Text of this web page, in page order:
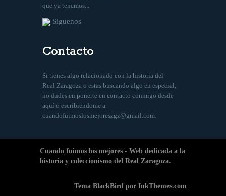
que ya tenemos...
Siguenos
Contacto
Si tienes algo relacionado con la historia del
Real Zaragoza o estas buscando algo en especial,
no dudes en ponerte en contacto conmigo desde
aquí o escribiendome a
cuandofuimoslosmejoreszgz@gmail.com.
Cuando fuimos los mejores - Web dedicada a la
historia y coleccionismo del Real Zaragoza.
Tema BlackBird por InkThemes.com